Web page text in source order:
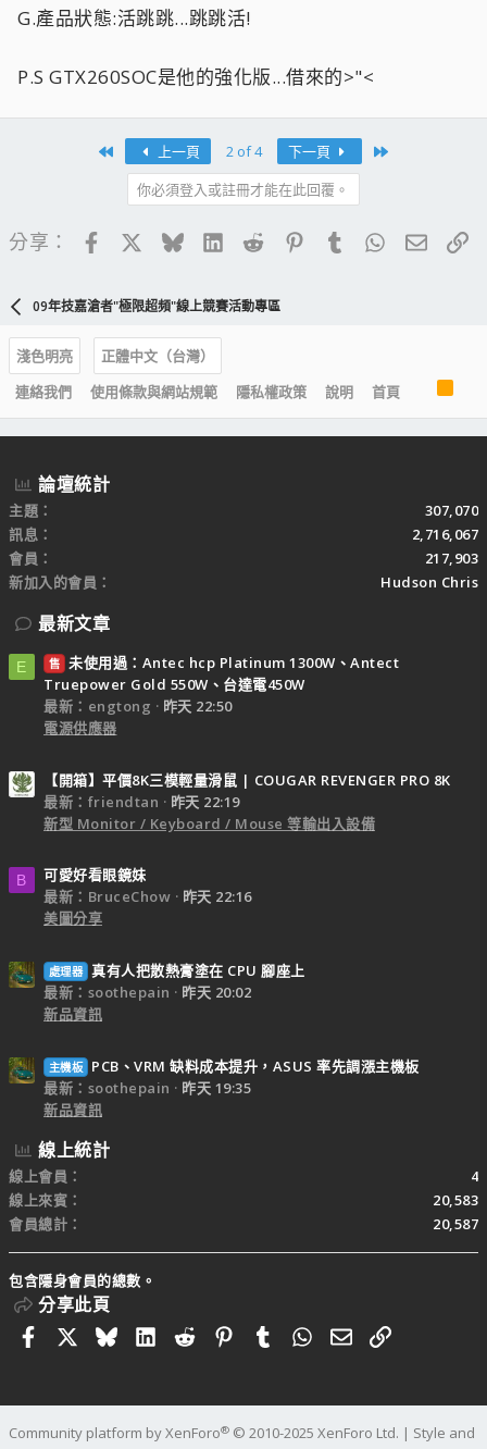
G.產品狀態:活跳跳...跳跳活!
P.S GTX260SOC是他的強化版...借來的>"<
上一頁 2 of 4 下一頁
你必須登入或註冊才能在此回覆。
分享： FacebookBlueskyLinkedIn
Reddit PinterestTumblrWhatsApp
電子
09年技嘉滄者"極限超頻"線上競賽活動專區
淺色明亮
正體中文（台灣）
連絡我們
使用條款與網站規範 隱私權政策 說明 首頁
S
論壇統計
主題
307,070
訊息
2,716,067
會員
217,903
新加入的會員
Hudson Chris
最新文章
E 售 未使用過：Antec hcp Platinum 1300W、Antect
Truepower Gold 550W、台達電450W
最新：engtong
昨天 22:50
電源供應器
【開箱】平價8K三模輕量滑鼠 | COUGAR REVENGER PRO 8K
最新：friendtan
昨天 22:19
新型 Monitor / Keyboard / Mouse 等輸出入設備
B
可愛好看眼鏡妹
最新：BruceChow
昨天 22:16
美圖分享
處理器 真有人把散熱膏塗在 CPU 腳座上
最新：soothepain
昨天 20:02
新品資訊
主機板
PCB、VRM 缺料成本提升，ASUS 率先調漲主機板
最新：soothepain
昨天 19:35
新品資訊
線上統計
線上會員
4
線上來賓
20,583
會員總計
20,587
包含隱身會員的總數。
分享此頁
FacebookBlueskyLinkedIn
RedditPinterestTumblrWhatsApp
電子郵件
連結
Community platform by XenForo® © 2010-2025 XenForo Ltd. | Style and